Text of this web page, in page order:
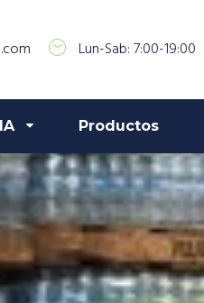
Lun-Sab: 7:00-19:00
Productos